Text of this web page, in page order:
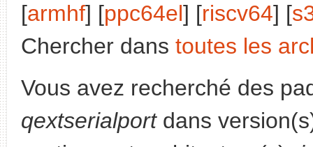
[armhf] [ppc64el] [riscv64] [
Chercher dans toutes les
Vous avez recherché des
qextserialportdans